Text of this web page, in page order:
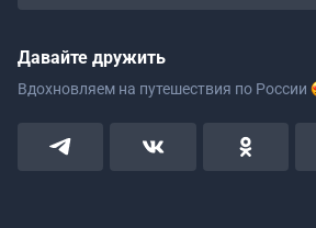
Давайте дружить
Вдохновляем на путешествия по России